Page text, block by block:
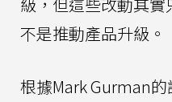
不是推動產品升級。
根據Mark Gurman的